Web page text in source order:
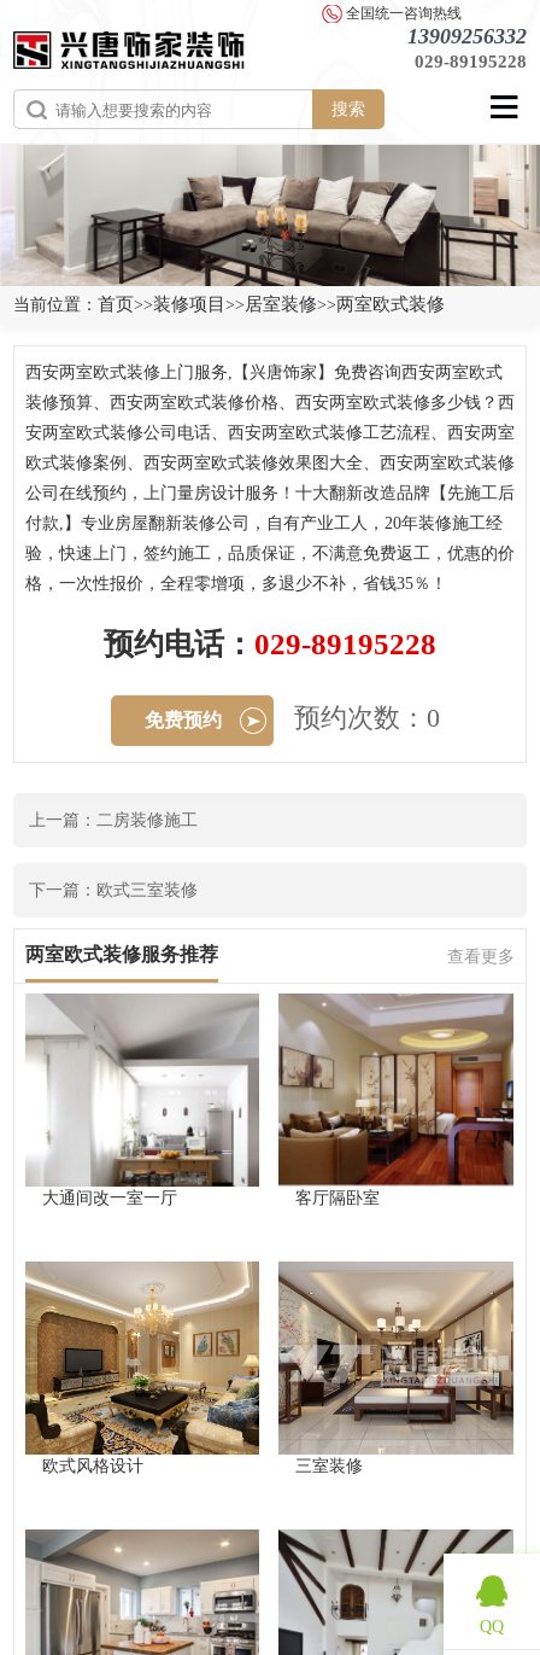
全国统一咨询热线
13909256332
029-89195228
搜索
当前位置：首页>>装修项目>>居室装修>>两室欧式装修
西安两室欧式装修上门服务,【兴唐饰家】免费咨询西安两室欧式
装修预算、西安两室欧式装修价格、西安两室欧式装修多少钱？西
安两室欧式装修公司电话、西安两室欧式装修工艺流程、西安两室
欧式装修案例、西安两室欧式装修效果图大全、西安两室欧式装修
公司在线预约，上门量房设计服务！十大翻新改造品牌【先施工后
付款,】专业房屋翻新装修公司，自有产业工人，20年装修施工经
验，快速上门，签约施工，品质保证，不满意免费返工，优惠的价
格，一次性报价，全程零增项，多退少不补，省钱35％！
预约电话： 029-89195228
免费预约 预约次数：0
上一篇：二房装修施工
下一篇：欧式三室装修
两室欧式装修服务推荐 查看更多
大通间改一室一厅 客厅隔卧室
欧式风格设计 三室装修
QQ